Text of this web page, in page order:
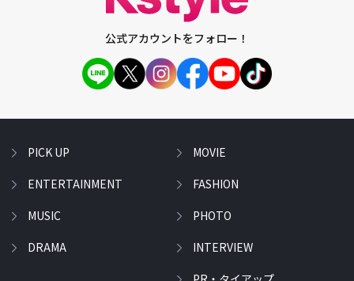
公式アカウントをフォロー！
PICK UP
ENTERTAINMENT
MUSIC
DRAMA
MOVIE
FASHION
PHOTO
INTERVIEW